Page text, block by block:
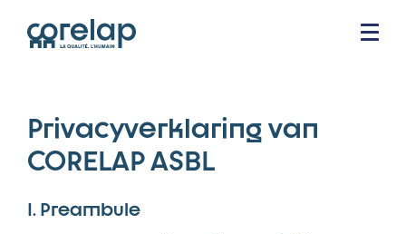
Privacyverklaring van
CORELAP ASBL
I. Preambule